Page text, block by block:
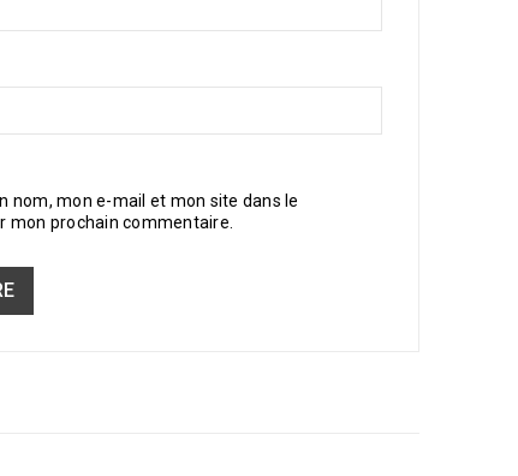
nom, mon e-mail et mon site dans le
mon prochain commentaire.